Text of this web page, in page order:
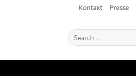
Kontakt Presse